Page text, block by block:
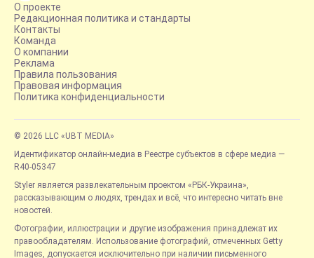
О проекте
Редакционная политика и стандарты
Контакты
Команда
О компании
Реклама
Правила пользования
Правовая информация
Политика конфиденциальности
© 2026 LLC «UBT MEDIA»
Идентификатор онлайн-медиа в Реестре субъектов в сфере медиа —
R40-05347
Styler является развлекательным проектом «РБК-Украина»,
рассказывающим о людях, трендах и всё, что интересно читать вне
новостей.
Фотографии, иллюстрации и другие изображения принадлежат их
правообладателям. Использование фотографий, отмеченных Getty
Images, допускается исключительно при наличии письменного